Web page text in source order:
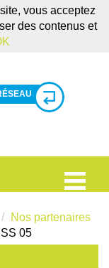
Nos partenaires
05
vous acceptez
des contenus et